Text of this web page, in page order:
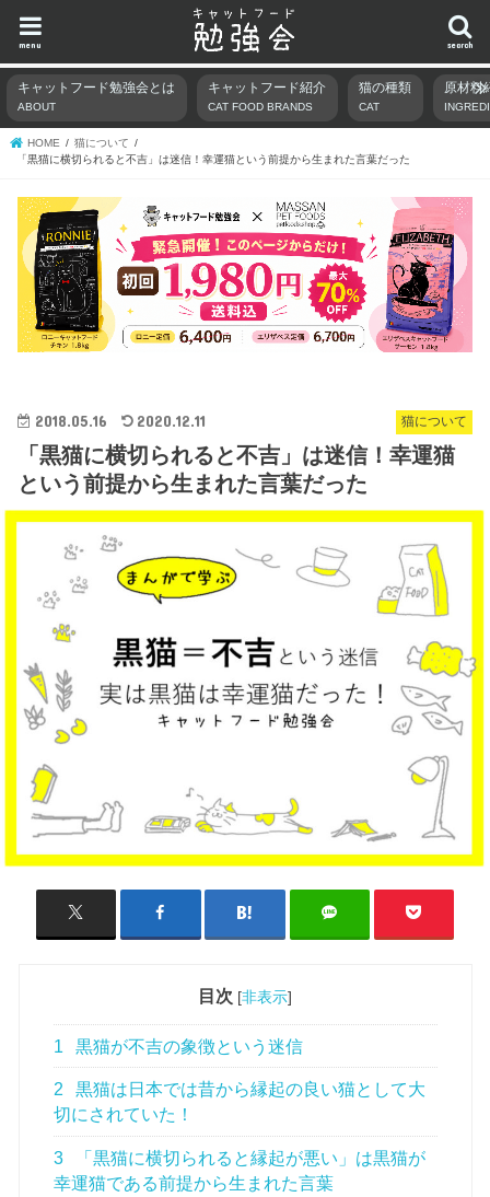
search
menu
キャットフード勉強会とは
ABOUT
キャットフード紹介
CAT FOOD BRANDS
猫の種類
CAT
原材料
HOME
猫について
「黒猫に横切られると不吉」は迷信！幸運猫という前提から生まれた言葉だった
猫について
2018.05.16 2020.12.11
「黒猫に横切られると不吉」は迷信！幸運猫
という前提から生まれた言葉だった
目次 [非表示]
1 黒猫が不吉の象徴という迷信
2
黒猫は日本では昔から縁起の良い猫として大
切にされていた！
3
「黒猫に横切られると縁起が悪い」は黒猫が
幸運猫である前提から生まれた言葉